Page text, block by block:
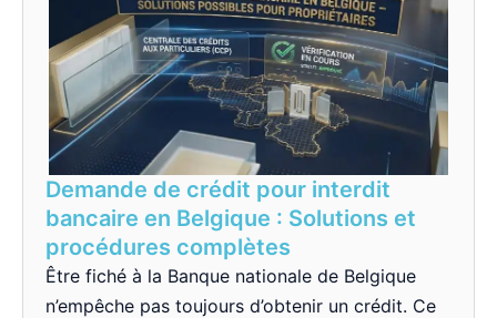
Demande de crédit pour interdit
bancaire en Belgique : Solutions et
procédures complètes
Être fiché à la Banque nationale de Belgique
n’empêche pas toujours d’obtenir un crédit. Ce